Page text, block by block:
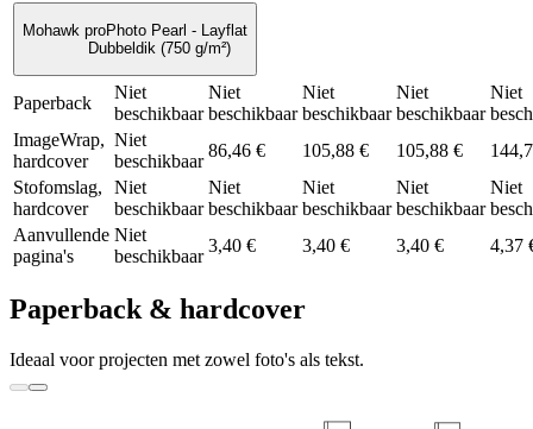
Mohawk proPhoto Pearl - Layflat
Dubbeldik (750 g/m²)
Paperback
Niet
beschikbaar
Niet
beschikbaar
Niet
beschikbaar
Niet
beschikbaar
Niet
ImageWrap,
hardcover
Niet
beschikbaar
86,46 € 105,88 € 105,88 €
Stofomslag,
hardcover
Niet
beschikbaar
Niet
beschikbaar
Niet
beschikbaar
Niet
beschikbaar
Niet
Aanvullende
pagina's
Niet
beschikbaar
3,40 € 3,40 € 3,40 € 4,37
Paperback & hardcover
Ideaal voor projecten met zowel foto's als tekst.